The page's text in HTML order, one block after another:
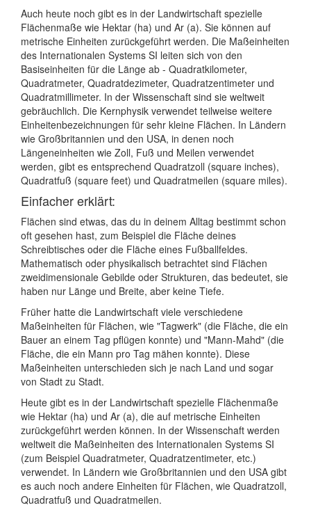
Auch heute noch gibt es in der Landwirtschaft spezielle
Flächenmaße wie Hektar (ha) und Ar (a). Sie können auf
metrische Einheiten zurückgeführt werden. Die Maßeinheiten
des Internationalen Systems SI leiten sich von den
Basiseinheiten für die Länge ab - Quadratkilometer,
Quadratmeter, Quadratdezimeter, Quadratzentimeter und
Quadratmillimeter. In der Wissenschaft sind sie weltweit
gebräuchlich. Die Kernphysik verwendet teilweise weitere
Einheitenbezeichnungen für sehr kleine Flächen. In Ländern
wie Großbritannien und den USA, in denen noch
Längeneinheiten wie Zoll, Fuß und Meilen verwendet
werden, gibt es entsprechend Quadratzoll (square inches),
Quadratfuß (square feet) und Quadratmeilen (square miles).
Einfacher erklärt:
Flächen sind etwas, das du in deinem Alltag bestimmt schon
oft gesehen hast, zum Beispiel die Fläche deines
Schreibtisches oder die Fläche eines Fußballfeldes.
Mathematisch oder physikalisch betrachtet sind Flächen
zweidimensionale Gebilde oder Strukturen, das bedeutet, sie
haben nur Länge und Breite, aber keine Tiefe.
Früher hatte die Landwirtschaft viele verschiedene
Maßeinheiten für Flächen, wie "Tagwerk" (die Fläche, die ein
Bauer an einem Tag pflügen konnte) und "Mann-Mahd" (die
Fläche, die ein Mann pro Tag mähen konnte). Diese
Maßeinheiten unterschieden sich je nach Land und sogar
von Stadt zu Stadt.
Heute gibt es in der Landwirtschaft spezielle Flächenmaße
wie Hektar (ha) und Ar (a), die auf metrische Einheiten
zurückgeführt werden können. In der Wissenschaft werden
weltweit die Maßeinheiten des Internationalen Systems SI
(zum Beispiel Quadratmeter, Quadratzentimeter, etc.)
verwendet. In Ländern wie Großbritannien und den USA gibt
es auch noch andere Einheiten für Flächen, wie Quadratzoll,
Quadratfuß und Quadratmeilen.